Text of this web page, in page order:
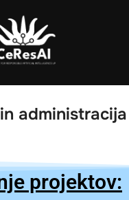
administracija
projektov: